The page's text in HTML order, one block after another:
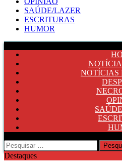
SAÚDE/LAZER
ESCRITURAS
HUMOR
NOTÍCIAS
Pesquisar
por:
Destaques